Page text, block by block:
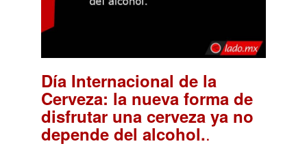
Día Internacional de la
Cerveza: la nueva forma de
disfrutar una cerveza ya no
depende del alcohol..